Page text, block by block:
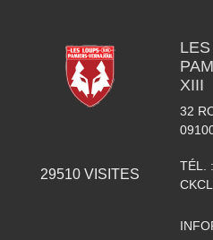
29510VISITES
XIII
32
TÉL. :